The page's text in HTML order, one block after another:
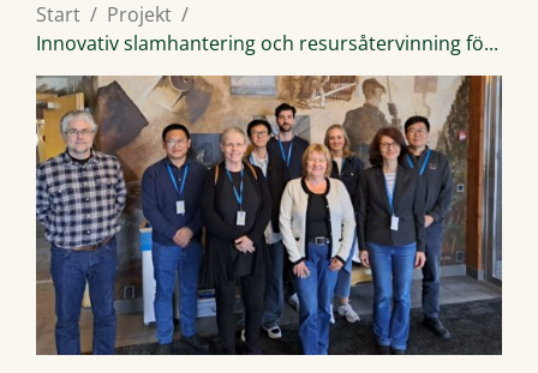
Start
Projekt
Innovativ slamhantering och resursåtervinning fö...